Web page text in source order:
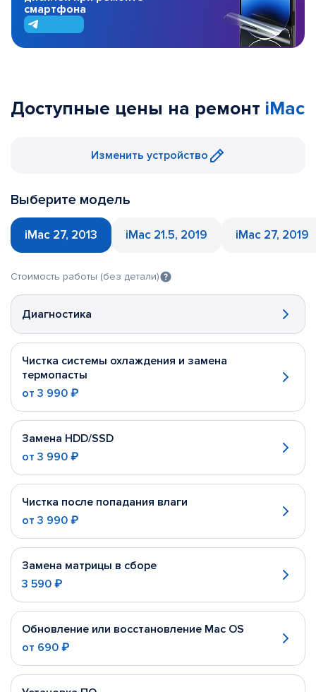
смартфона
Доступные цены на ремонт iMac
Изменить устройство
Выберите модель
iMac 27, 2013 iMac 21.5, 2019 iMac 27, 2019
Стоимость работы (без детали)
Диагностика
Чистка системы охлаждения и замена
термопасты
от 3 990 ₽
Замена HDD/SSD
от 3 990 ₽
Чистка после попадания влаги
от 3 990 ₽
Замена матрицы в сборе
3 590 ₽
Обновление или восстановление Mac OS
от 690 ₽